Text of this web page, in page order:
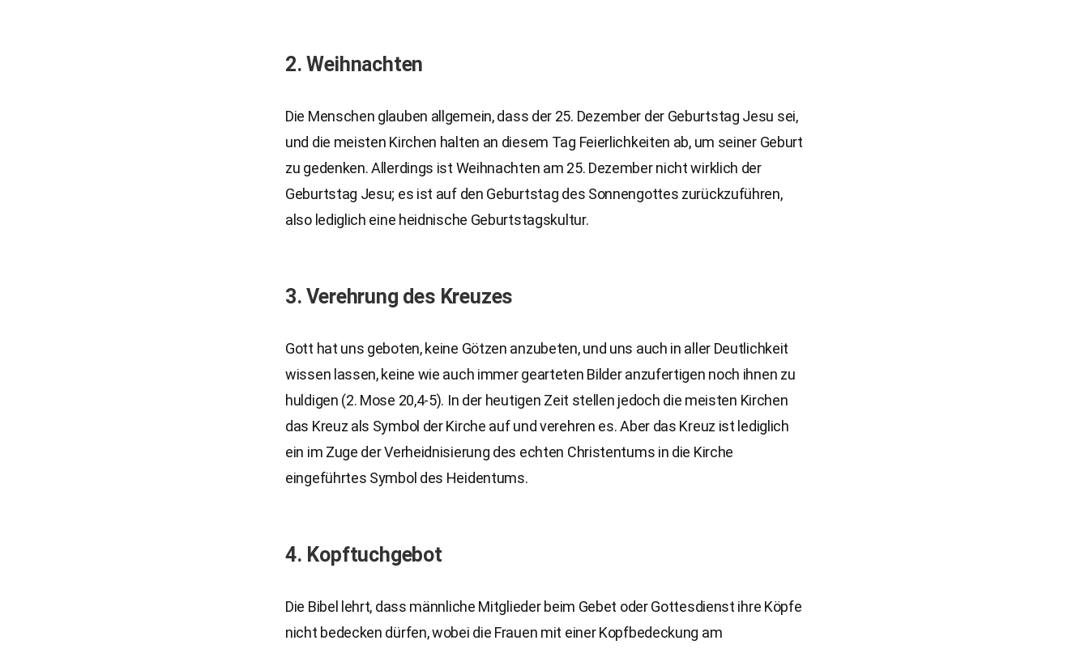
2. Weihnachten
Die Menschen glauben allgemein, dass der 25. Dezember der Geburtstag Jesu sei,
und die meisten Kirchen halten an diesem Tag Feierlichkeiten ab, um seiner Geburt
zu gedenken. Allerdings ist Weihnachten am 25. Dezember nicht wirklich der
Geburtstag Jesu; es ist auf den Geburtstag des Sonnengottes zurückzuführen,
also lediglich eine heidnische Geburtstagskultur.
3. Verehrung des Kreuzes
Gott hat uns geboten, keine Götzen anzubeten, und uns auch in aller Deutlichkeit
wissen lassen, keine wie auch immer gearteten Bilder anzufertigen noch ihnen zu
huldigen (2. Mose 20,4-5). In der heutigen Zeit stellen jedoch die meisten Kirchen
das Kreuz als Symbol der Kirche auf und verehren es. Aber das Kreuz ist lediglich
ein im Zuge der Verheidnisierung des echten Christentums in die Kirche
eingeführtes Symbol des Heidentums.
4. Kopftuchgebot
Die Bibel lehrt, dass männliche Mitglieder beim Gebet oder Gottesdienst ihre Köpfe
nicht bedecken dürfen, wobei die Frauen mit einer Kopfbedeckung am